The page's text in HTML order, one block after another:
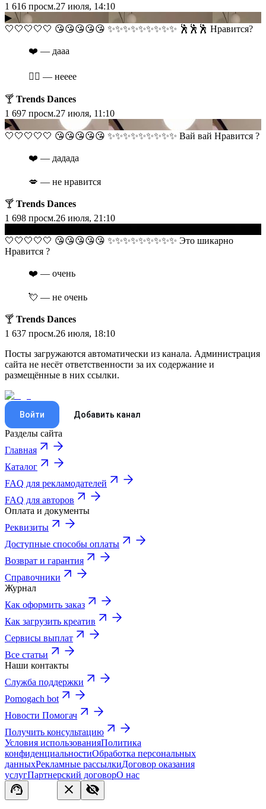
1 616 просм.27 июля, 14:10
▶
​​🤍🤍🤍🤍🤍 😘😘😘😘😘 ✨✨✨✨✨✨✨✨✨ 🕺🕺🕺 Нравится?
❤️ — дааа
❤️‍🔥 — нееее
🍸 Trends Dances
1 697 просм.27 июля, 11:10
▶
​​🤍🤍🤍🤍🤍 😘😘😘😘😘 ✨✨✨✨✨✨✨✨✨ Вай вай Нравится ?
❤️ — дадада
💋 — не нравится
🍸 Trends Dances
1 698 просм.26 июля, 21:10
​​🤍🤍🤍🤍🤍 😘😘😘😘😘 ✨✨✨✨✨✨✨✨✨ Это шикарно
Нравится ?
❤️ — очень
💘 — не очень
🍸 Trends Dances
1 637 просм.26 июля, 18:10
Посты загружаются автоматически из канала. Администрация
сайта не несёт ответственности за их содержание и
размещённые в них ссылки.
Войти Добавить канал
Разделы сайта
Главная
Каталог
FAQ для рекламодателей
FAQ для авторов
Оплата и документы
Реквизиты
Доступные способы оплаты
Возврат и гарантия
Справочники
Журнал
Как оформить заказ
Как загрузить креатив
Сервисы выплат
Все статьи
Наши контакты
Служба поддержки
Pomogach bot
Новости Помогач
Получить консультацию
Условия использованияПолитика
конфиденциальностиОбработка персональных
данныхРекламные рассылкиДоговор оказания
услугПартнерский договорО нас